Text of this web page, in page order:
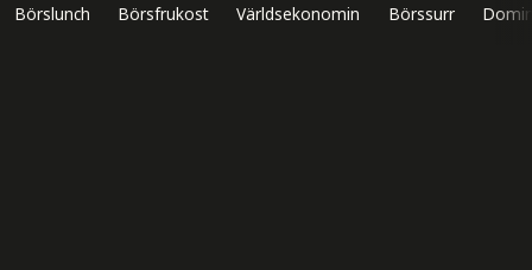
Börslunch Börsfrukost Världsekonomin Börssurr